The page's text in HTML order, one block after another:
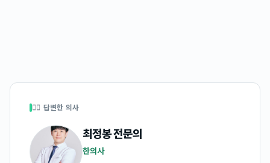
👩‍⚕️ 답변한 의사
최정봉전문의
한의사